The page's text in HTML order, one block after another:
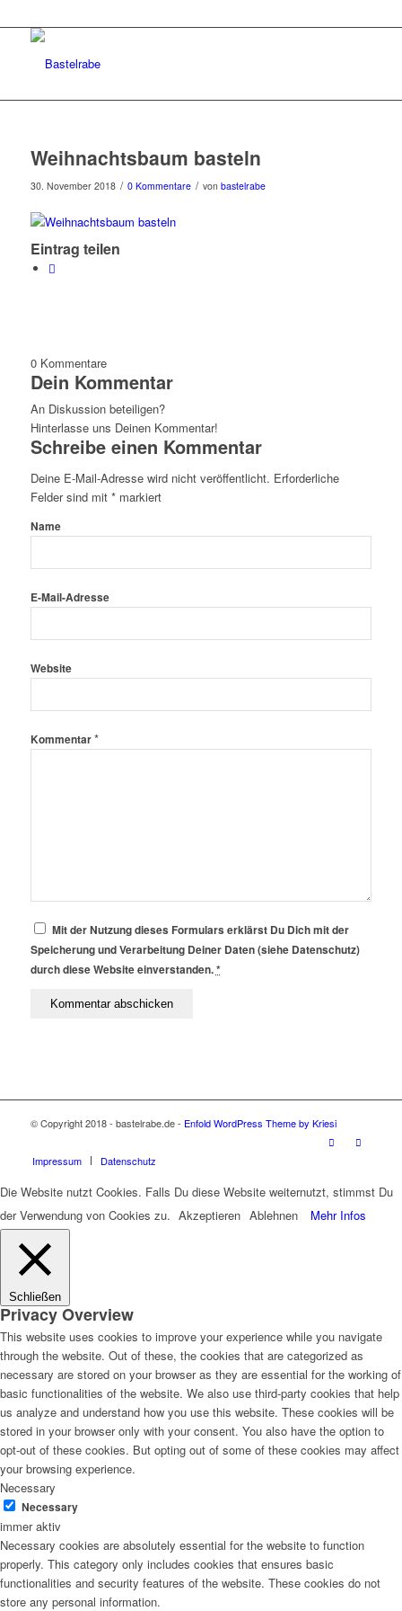
Weihnachtsbaum basteln
30. November 2018 / 0 Kommentare / von bastelrabe
Eintrag teilen
0 Kommentare
Dein Kommentar
An Diskussion beteiligen?
Hinterlasse uns Deinen Kommentar!
Schreibe einen Kommentar
Deine E-Mail-Adresse wird nicht veröffentlicht. Erforderliche
Felder sind mit *markiert
Name
E-Mail-Adresse
Website
Kommentar*
Mit der Nutzung dieses Formulars erklärst Du Dich mit der
Speicherung und Verarbeitung Deiner Daten (siehe Datenschutz)
durch diese Website einverstanden.*
© Copyright 2018 - bastelrabe.de - Enfold WordPress Theme by Kriesi
Impressum Datenschutz
Die Website nutzt Cookies. Falls Du diese Website weiternutzt, stimmst Du
der Verwendung von Cookies zu. Akzeptieren Ablehnen Mehr Infos
Schließen
Privacy Overview
This website uses cookies to improve your experience while you navigate
through the website. Out of these, the cookies that are categorized as
necessary are stored on your browser as they are essential for the working of
basic functionalities of the website. We also use third-party cookies that help
us analyze and understand how you use this website. These cookies will be
stored in your browser only with your consent. You also have the option to
opt-out of these cookies. But opting out of some of these cookies may affect
your browsing experience.
Necessary
Necessary
immer aktiv
Necessary cookies are absolutely essential for the website to function
properly. This category only includes cookies that ensures basic
functionalities and security features of the website. These cookies do not
store any personal information.